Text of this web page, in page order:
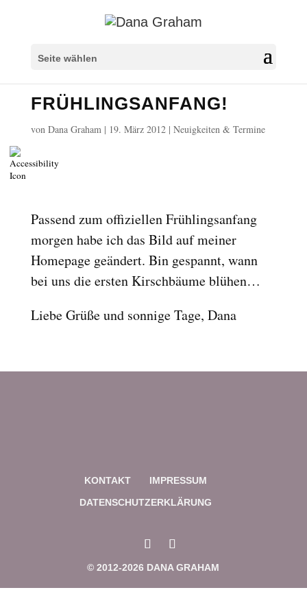
Seite wählen
FRÜHLINGSANFANG!
von Dana Graham| 19. März 2012| Neuigkeiten & Termine
Passend zum offiziellen Frühlingsanfang
morgen habe ich das Bild auf meiner
Homepage geändert. Bin gespannt, wann
bei uns die ersten Kirschbäume blühen…
Liebe Grüße und sonnige Tage, Dana
KONTAKT
IMPRESSUM
DATENSCHUTZERKLÄRUNG
© 2012-2026 DANA GRAHAM
Überschriften markieren
settings
zoom_out Herauszoomen
zoom_in Vergrößern
remove_circle_outline
spellcheck
brightness_high Heller Kontrast
brightness_low Dunkler Kontrast
font_download Links markieren
options